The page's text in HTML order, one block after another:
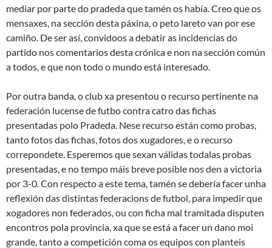
mediar por parte do pradeda que tamén os había. Creo que os
mensaxes, na sección desta páxina, o peto lareto van por ese
camiño. De ser así, convidoos a debatir as incidencias do
partido nos comentarios desta crónica e non na sección común
a todos, e que non todo o mundo está interesado.
Por outra banda, o club xa presentou o recurso pertinente na
federación lucense de futbo contra catro das fichas
presentadas polo Pradeda. Nese recurso están como probas,
tanto fotos das fichas, fotos dos xugadores, e o recurso
correpondete. Esperemos que sexan válidas todalas probas
presentadas, e no tempo máis breve posible nos den a victoria
por 3-0. Con respecto a este tema, tamén se debería facer unha
reflexión das distintas federacions de futbol, para impedir que
xogadores non federados, ou con ficha mal tramitada disputen
encontros pola provincia, xa que se está a facer un dano moi
grande, tanto a competición coma os equipos con planteis